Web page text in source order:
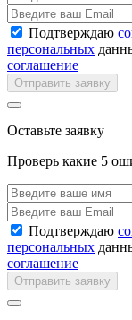
Подтверждаю
персональных
соглашение
Отправить заявку
Оставьте заявку
Проверь какие 5
Подтверждаю
персональных
соглашение
Отправить заявку